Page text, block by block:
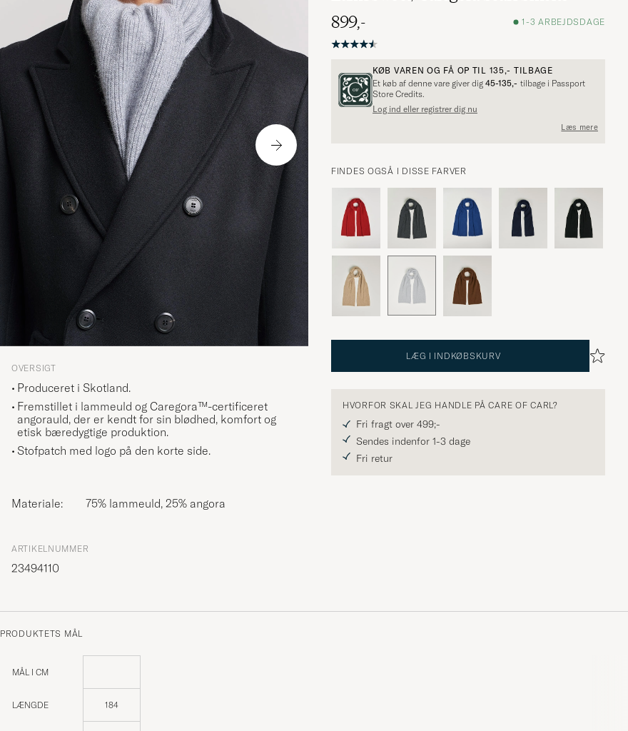
Flere alternativer?
UDFORSK LIGNENDE PRODUKTER
899,-
1-3 ARBEJDSDAGE
KØB VAREN OG FÅ OP TIL 135,- TILBAGE
Et køb af denne vare giver dig 45-135,- tilbage i Passport
Store Credits.
Log ind eller registrer dig nu
Læs mere
FINDES OGSÅ I DISSE FARVER
LÆG I INDKØBSKURV
HVORFOR SKAL JEG HANDLE PÅ CARE OF CARL?
Fri fragt over 499;-
Sendes indenfor 1-3 dage
Fri retur
OVERSIGT
Produceret i Skotland.
Fremstillet i lammeuld og Caregora™-certificeret
angorauld, der er kendt for sin blødhed, komfort og
etisk bæredygtige produktion.
Stofpatch med logo på den korte side.
Materiale: 75% lammeuld, 25% angora
ARTIKELNUMMER
23494110
PRODUKTETS MÅL
MÅL I CM
LÆNGDE 184